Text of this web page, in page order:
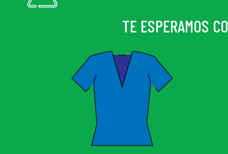
TE ESPERAMOS